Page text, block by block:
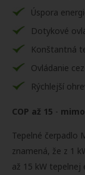
Úspora
Dotykové
Konštantná
Ovládanie
Rýchlejší
COP až 15 -
Tepelné čerpadlo
znamená, že z 1
až 15 kW tepelnej